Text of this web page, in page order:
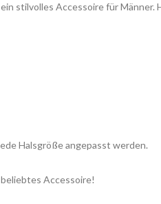
stilvolles Accessoire für Männer.
Halsgröße angepasst werden.
Accessoire!